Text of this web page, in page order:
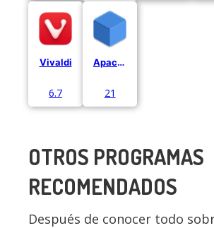
Vivaldi
6.7
Apache Netbeans
21
OTROS PROGRAMAS
RECOMENDADOS
Después de conocer todo